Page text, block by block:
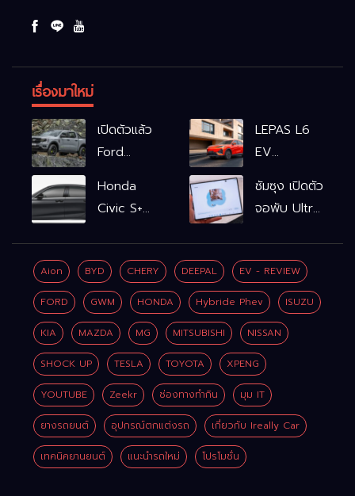
เรื่องมาใหม่
เปิดตัวแล้ว
Ford
WOLFTRAK
LEPAS L6
EV
L6 EV
Comfort
FWD
769,900
บาท L6 EV
Premium
FWD
799,900
บาท
Honda
Civic S+
จำลองเกียร์
เพิ่ม 2 หมื่น
บาท
ซัมซุง เปิดตัว
จอพับ Ultra
เชื่อมมือถือ-
นาฬิกา-แว่น
อัจฉริยะ
Aion BYD CHERY DEEPAL EV - REVIEW
FORD GWM HONDA Hybride Phev ISUZU
KIA MAZDA MG MITSUBISHI NISSAN
SHOCK UP TESLA TOYOTA XPENG
YOUTUBE Zeekr ช่องทางทำกิน มุม IT
ยางรถยนต์ อุปกรณ์ตกแต่งรถ เกี่ยวกับ Ireally Car
เทคนิคยานยนต์ แนะนำรถใหม่ โปรโมชั่น